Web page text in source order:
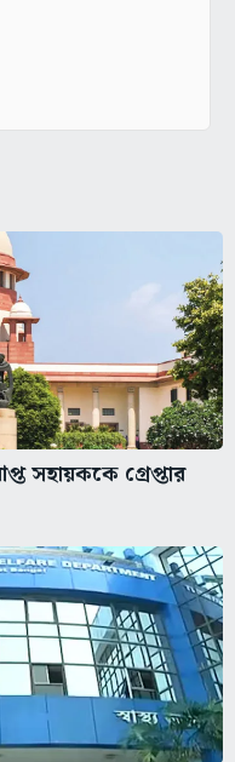
সহায়ককে গ্রেপ্তার